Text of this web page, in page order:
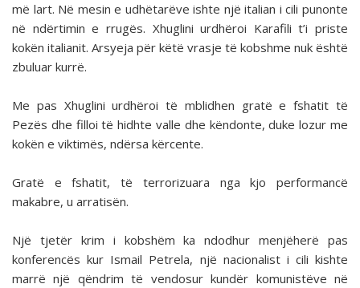
më lart. Në mesin e udhëtarëve ishte një italian i cili punonte
në ndërtimin e rrugës. Xhuglini urdhëroi Karafili t’i priste
kokën italianit. Arsyeja për këtë vrasje të kobshme nuk është
zbuluar kurrë.
Me pas Xhuglini urdhëroi të mblidhen gratë e fshatit të
Pezës dhe filloi të hidhte valle dhe këndonte, duke lozur me
kokën e viktimës, ndërsa kërcente.
Gratë e fshatit, të terrorizuara nga kjo performancë
makabre, u arratisën.
Një tjetër krim i kobshëm ka ndodhur menjëherë pas
konferencës kur Ismail Petrela, një nacionalist i cili kishte
marrë një qëndrim të vendosur kundër komunistëve në